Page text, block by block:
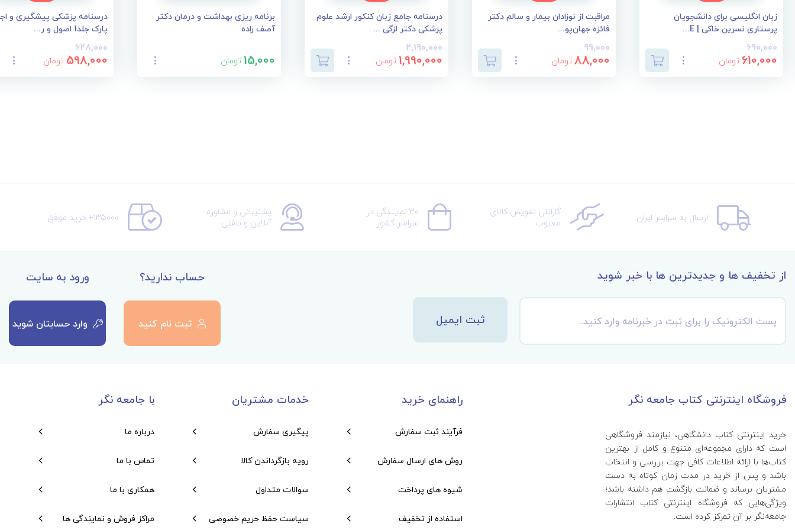
زبان انگلیسی برای دانشجویان
پرستاری نسرین خاکی | E...
690,000
610,000 تومان
مراقبت از نوزادان بیمار و سالم دکتر
فائزه جهان‌پو...
99,000
88,000 تومان
درسنامه جامع زبان کنکور ارشد علوم
پزشکی دکتر لزگی ...
2,190,000
1,990,000 تومان
برنامه ریزی بهداشت و درمان دکتر
آصف زاده
15,000 تومان
درسنامه پزشکی پیشگیری و
پارک جلد1 اصول و ر...
628,000
598,000 تومان
ارسال به سراسر ایران گارانتی تعویض کالای
معیوب
30 نمایندگی در
سراسر کشور
پشتیبانی و مشاوره
آنلاین و تلفنی 135000+ خرید موفق
از تخفیف ها و جدیدترین ها با خبر شوید
ثبت ایمیل
ورود به سایت
وارد حسابتان شوید
حساب ندارید؟
ثبت نام کنید
فروشگاه اینترنتی کتاب جامعه نگر
خرید اینترنتی کتاب‌ دانشگاهی، نیازمند فروشگاهی
است که دارای مجموعه‌ای متنوع و کامل از بهترین
کتاب‌ها با ارائه اطلاعات کافی جهت بررسی و انتخاب
باشد و پس از خرید در مدت زمان کوتاه به دست
مشتریان برساند و ضمانت بازگشت هم داشته باشد؛
ویژگی‌هایی که فروشگاه اینترنتی کتاب انتشارات
جامعه‌نگر بر آن تمرکز کرده است.
راهنمای خرید
فرآیند ثبت سفارش
روش های ارسال سفارش
شیوه های پرداخت
استفاده از تخفیف
خدمات مشتریان
پیگیری سفارش
رویه بازگرداندن کالا
سوالات متداول
سیاست حفظ حریم خصوصی
با جامعه نگر
درباره ما
تماس با ما
همکاری با ما
مراکز فروش و نمایندگی ها